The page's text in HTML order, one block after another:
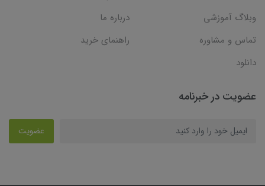
وبلاگ آموزشی
درباره ما
تماس و مشاوره
راهنمای خرید
دانلود
عضویت در خبرنامه
عضویت